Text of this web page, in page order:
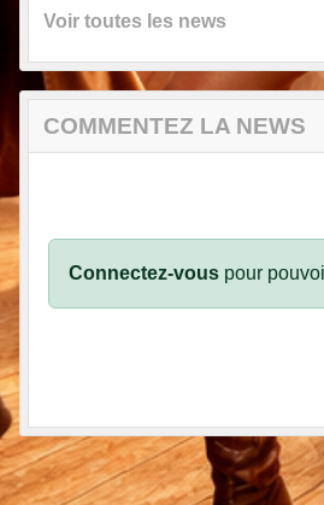
Voir toutes les news
COMMENTEZ LA NEWS
Connectez-vous pour